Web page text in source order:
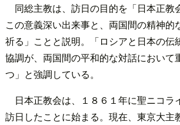
同総主教は、訪日の目的を「日本正教
この意義深い出来事と、両国間の精神的
祈る」ことと説明。「ロシアと日本の伝
協調が、両国間の平和的な対話において
つ」と強調している。
日本正教会は、１８６１年に聖ニコラ
訪日したことに始まる。現在、東京大主